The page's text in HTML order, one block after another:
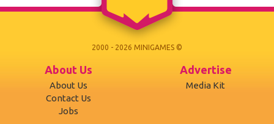
2000 - 2026 MINIGAMES ©
About Us
About Us
Contact Us
Jobs
Advertise
Media Kit